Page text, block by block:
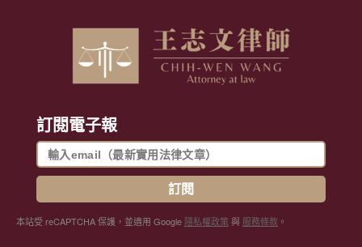
訂閱電子報
訂閱
本站受 reCAPTCHA 保護，並適用 Google 隱私權政策與服務條款 。